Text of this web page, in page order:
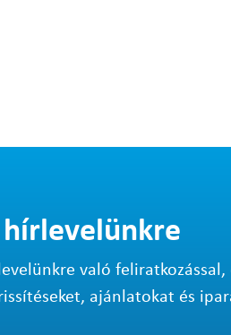
való feliratkozással,
ajánlatokat és